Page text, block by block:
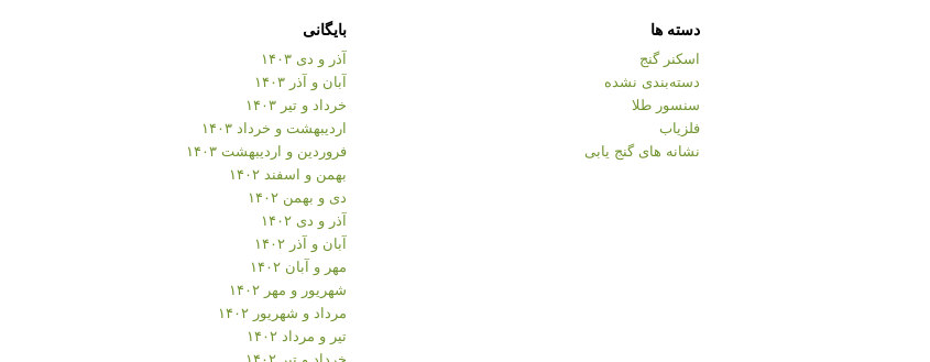
دسته ها
اسکنر گنج
دسته‌بندی نشده
سنسور طلا
فلزیاب
نشانه های گنج یابی
بایگانی
آذر و دی ۱۴۰۳
آبان و آذر ۱۴۰۳
خرداد و تیر ۱۴۰۳
اردیبهشت و خرداد ۱۴۰۳
فروردین و اردیبهشت ۱۴۰۳
بهمن و اسفند ۱۴۰۲
دی و بهمن ۱۴۰۲
آذر و دی ۱۴۰۲
آبان و آذر ۱۴۰۲
مهر و آبان ۱۴۰۲
شهریور و مهر ۱۴۰۲
مرداد و شهریور ۱۴۰۲
تیر و مرداد ۱۴۰۲